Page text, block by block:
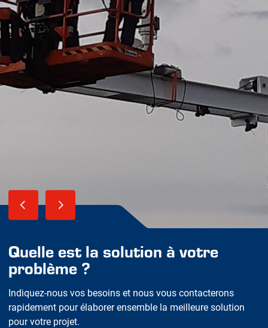
Quelle est la solution à votre
problème ?
Indiquez-nous vos besoins et nous vous contacterons
rapidement pour élaborer ensemble la meilleure solution
pour votre projet.